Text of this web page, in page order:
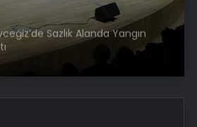
Sazlık Alanda Yangın